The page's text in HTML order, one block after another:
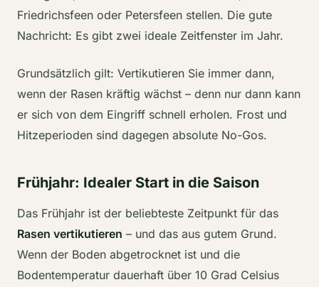
Friedrichsfeen oder Petersfeen stellen. Die gute
Nachricht: Es gibt zwei ideale Zeitfenster im Jahr.
Grundsätzlich gilt: Vertikutieren Sie immer dann,
wenn der Rasen kräftig wächst – denn nur dann kann
er sich von dem Eingriff schnell erholen. Frost und
Hitzeperioden sind dagegen absolute No-Gos.
Frühjahr: Idealer Start in die Saison
Das Frühjahr ist der beliebteste Zeitpunkt für das
Rasen vertikutieren – und das aus gutem Grund.
Wenn der Boden abgetrocknet ist und die
Bodentemperatur dauerhaft über 10 Grad Celsius